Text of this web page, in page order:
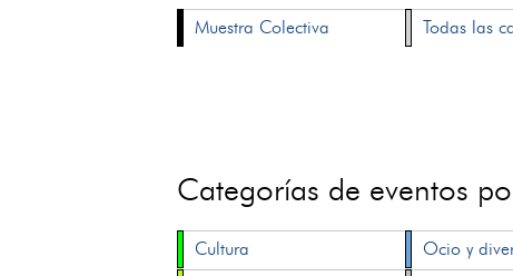
Muestra Colectiva
Todas las
Categorías de eventos
Cultura Ocio y